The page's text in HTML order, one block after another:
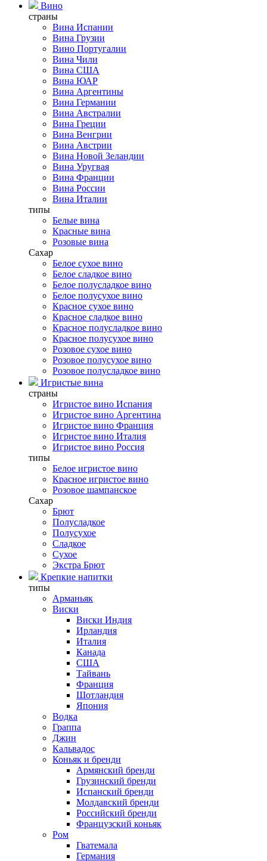
Вино
страны
Вина Испании
Вина Грузии
Вино Португалии
Вина Чили
Вина США
Вина ЮАР
Вина Аргентины
Вина Германии
Вина Австралии
Вина Греции
Вина Венгрии
Вина Австрии
Вина Новой Зеландии
Вина Уругвая
Вина Франции
Вина России
Вина Италии
типы
Белые вина
Красные вина
Розовые вина
Сахар
Белое сухое вино
Белое сладкое вино
Белое полусладкое вино
Белое полусухое вино
Красное сухое вино
Красное сладкое вино
Красное полусладкое вино
Красное полусухое вино
Розовое сухое вино
Розовое полусухое вино
Розовое полусладкое вино
Игристые вина
страны
Игристое вино Испания
Игристое вино Аргентина
Игристое вино Франция
Игристое вино Италия
Игристое вино Россия
типы
Белое игристое вино
Красное игристое вино
Розовое шампанское
Сахар
Брют
Полусладкое
Полусухое
Сладкое
Сухое
Экстра Брют
Крепкие напитки
типы
Арманьяк
Виски
Виски Индия
Ирландия
Италия
Канада
США
Тайвань
Франция
Шотландия
Япония
Водка
Граппа
Джин
Кальвадос
Коньяк и бренди
Армянский бренди
Грузинский бренди
Испанский бренди
Молдавский бренди
Российский бренди
Французский коньяк
Ром
Гватемала
Германия